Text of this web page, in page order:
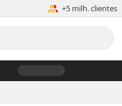
+5 milh. clientes